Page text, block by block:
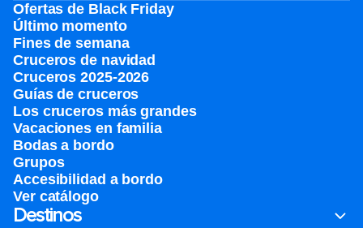
Ofertas de Black Friday
Último momento
Fines de semana
Cruceros de navidad
Cruceros 2025-2026
Guías de cruceros
Los cruceros más grandes
Vacaciones en familia
Bodas a bordo
Grupos
Accesibilidad a bordo
Ver catálogo
Destinos